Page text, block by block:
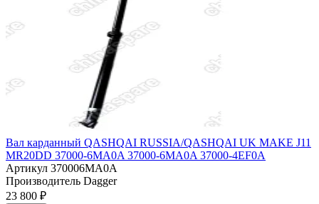
Вал карданный QASHQAI RUSSIA/QASHQAI UK MAKE J11
MR20DD 37000-6MA0A 37000-6MA0A 37000-4EF0A
Артикул 370006MA0A
Производитель Dagger
23 800 ₽